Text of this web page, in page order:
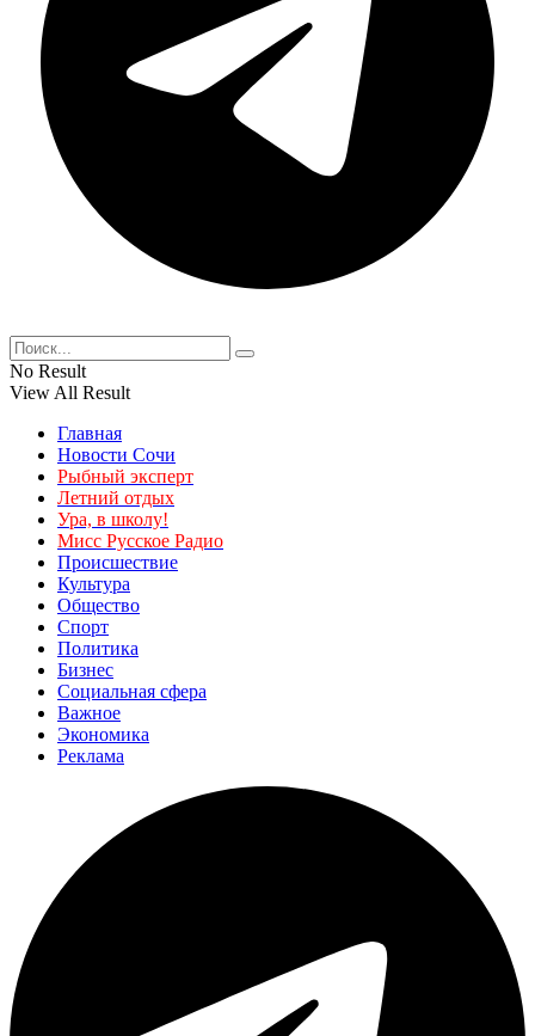
No Result
View All Result
Главная
Новости Сочи
Рыбный эксперт
Летний отдых
Ура, в школу!
Мисс Русское Радио
Происшествие
Культура
Общество
Спорт
Политика
Бизнес
Социальная сфера
Важное
Экономика
Реклама